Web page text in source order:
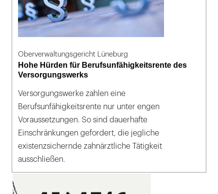
Oberverwaltungsgericht Lüneburg
Hohe Hürden für Berufsunfähigkeitsrente des
Versorgungswerks
Versorgungswerke zahlen eine
Berufsunfähigkeitsrente nur unter engen
Voraussetzungen. So sind dauerhafte
Einschränkungen gefordert, die jegliche
existenzsichernde zahnärztliche Tätigkeit
ausschließen.